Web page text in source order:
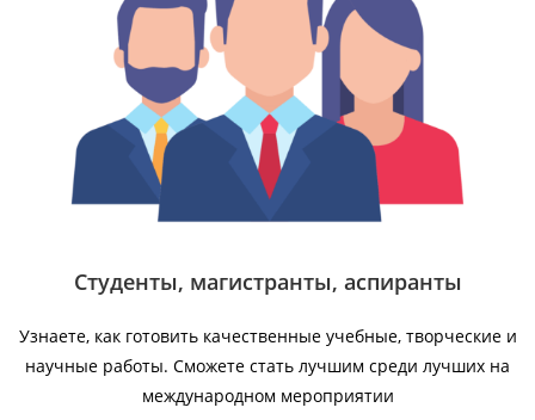
Студенты, магистранты, аспиранты
Узнаете, как готовить качественные учебные, творческие и
научные работы. Сможете стать лучшим среди лучших на
международном мероприятии​